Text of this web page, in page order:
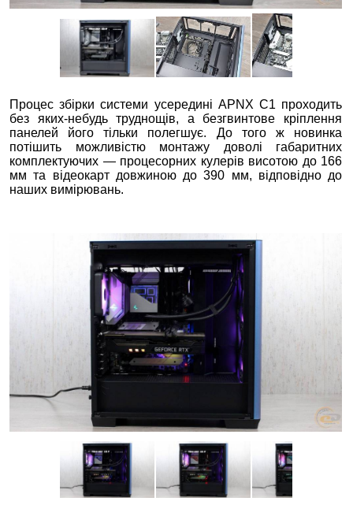
Процес збірки системи усередині APNX C1 проходить
без яких-небудь труднощів, а безгвинтове кріплення
панелей його тільки полегшує. До того ж новинка
потішить можливістю монтажу доволі габаритних
комплектуючих — процесорних кулерів висотою до 166
мм та відеокарт довжиною до 390 мм, відповідно до
наших вимірювань.